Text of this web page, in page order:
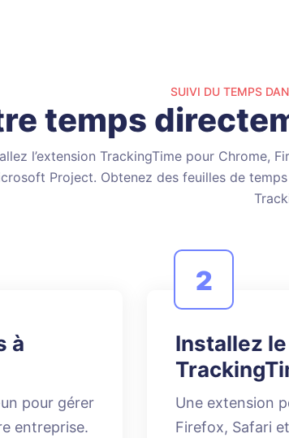
SUIVI DU TEMPS
temps
l’extension TrackingTime pour Chrome,
Project. Obtenez des feuilles de
à
pour gérer
entreprise.
2
Installez
Une extension
Firefox, Safari